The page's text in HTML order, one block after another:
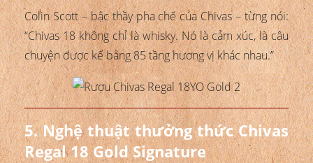
Colin Scott – bậc thầy pha chế của Chivas – từng nói:
“Chivas 18 không chỉ là whisky. Nó là cảm xúc, là câu
chuyện được kể bằng 85 tầng hương vị khác nhau.”
5. Nghệ thuật thưởng thức Chivas
Regal 18 Gold Signature